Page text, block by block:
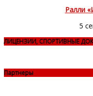
Ралли
5
ЛИЦЕНЗИИ, СПОРТИВНЫЕ
Партнеры